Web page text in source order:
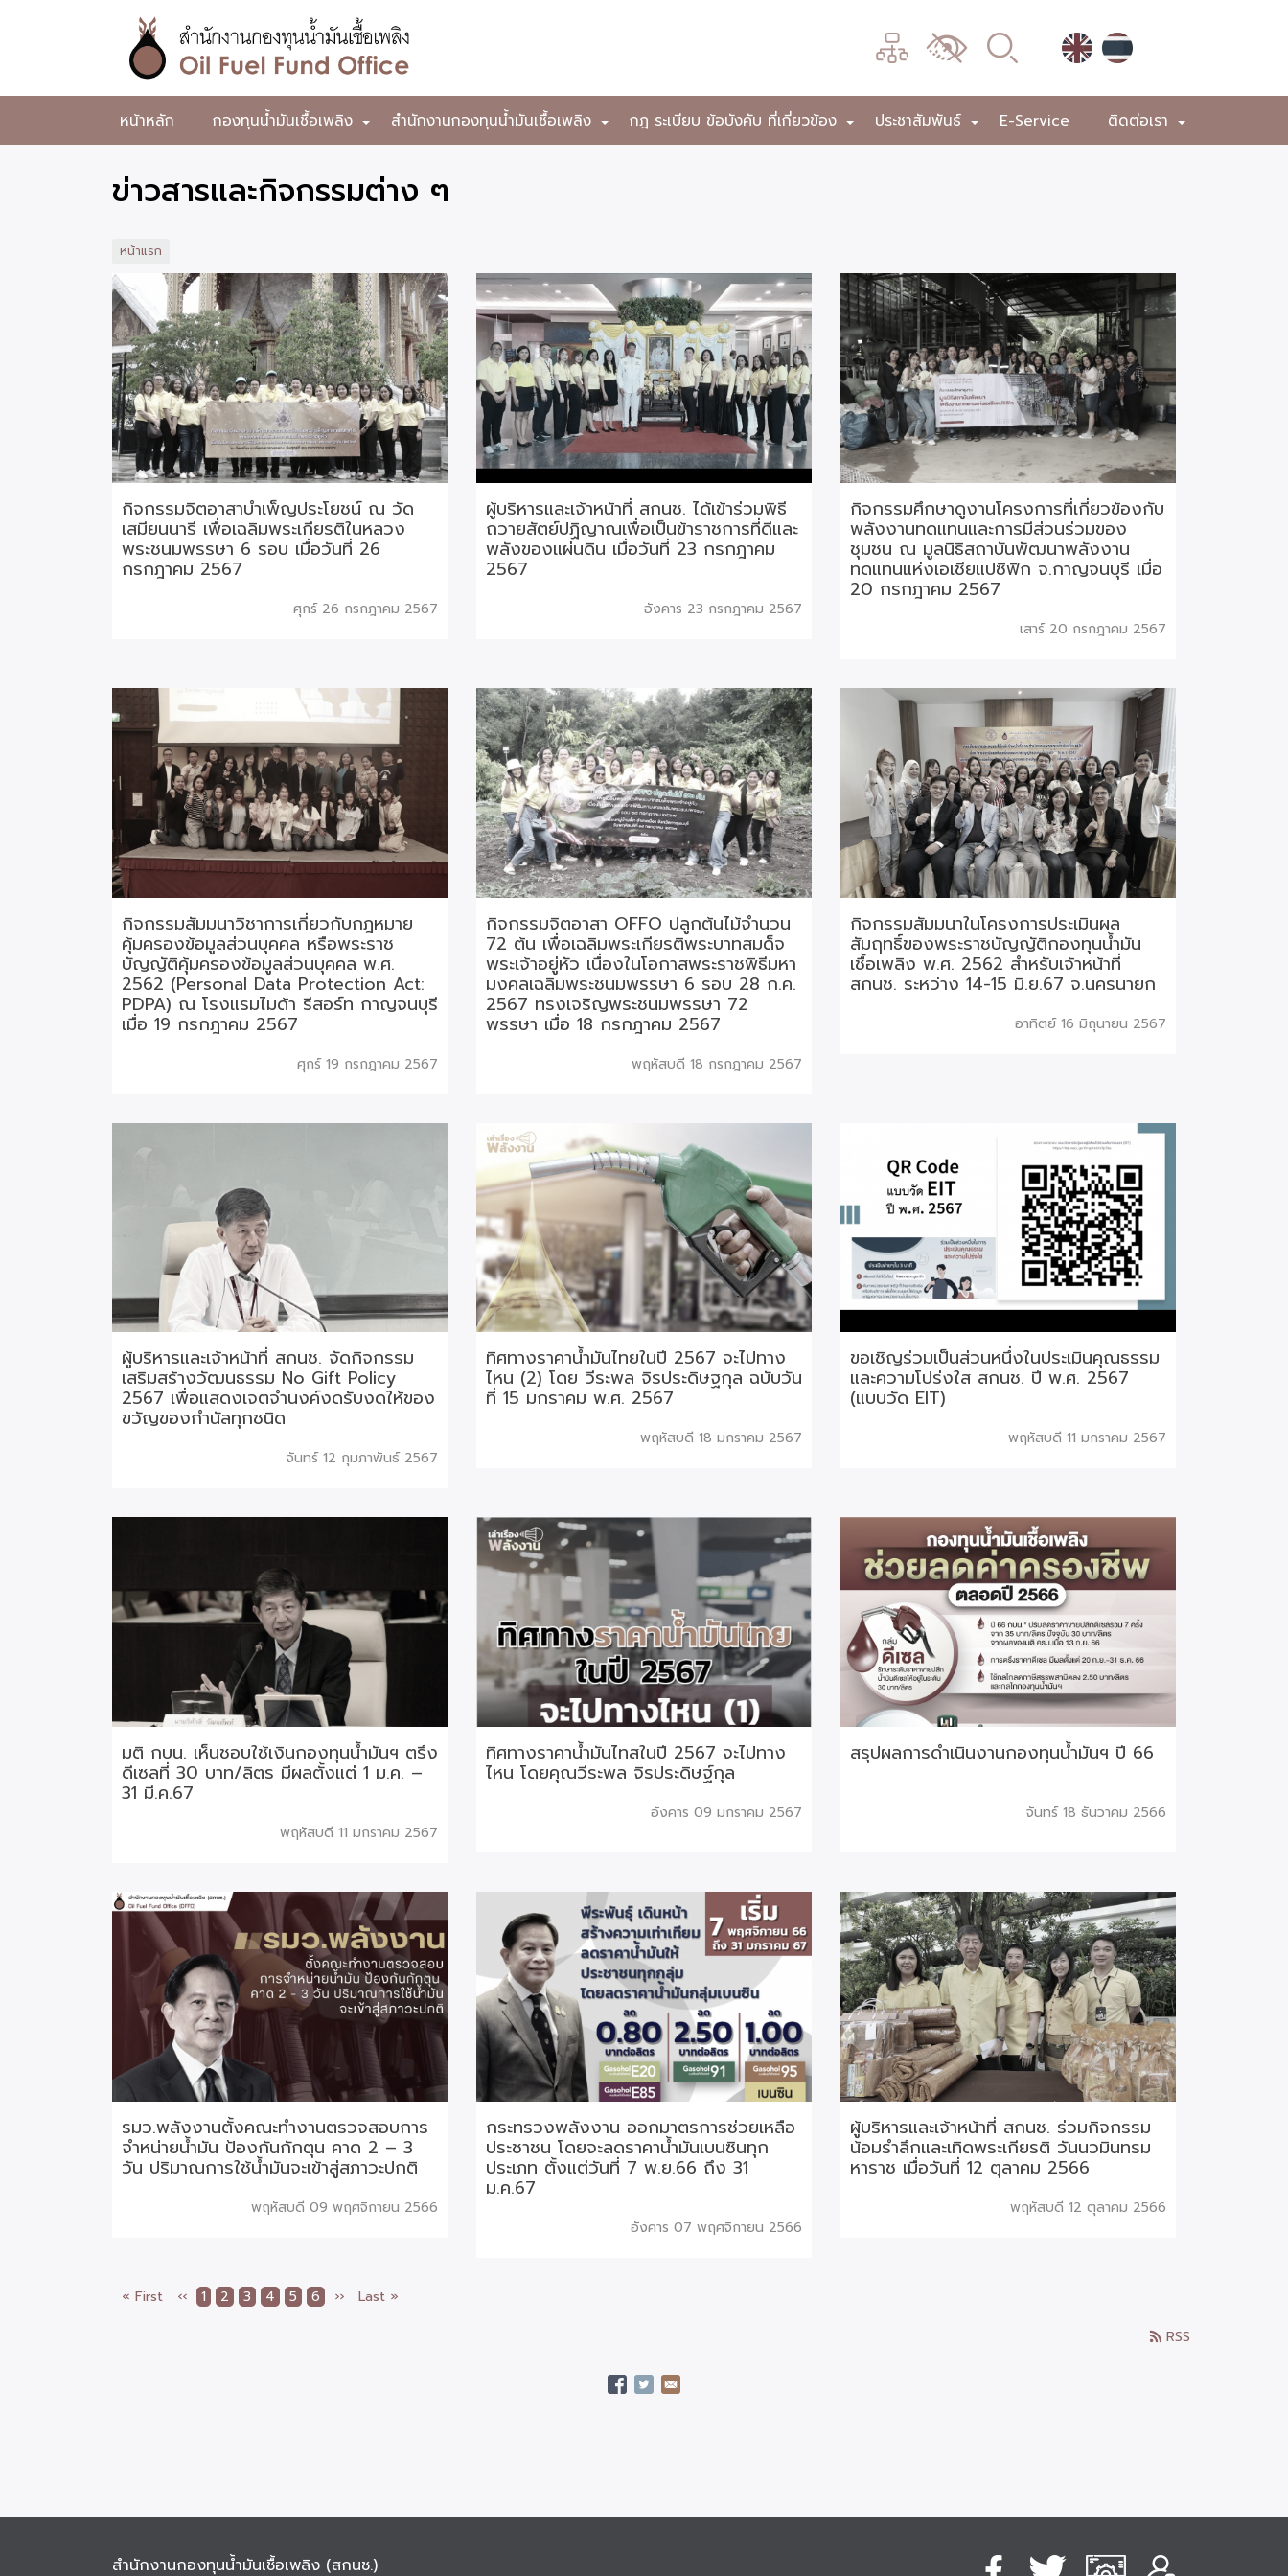
หลัก
สำนักงาน
กองทุน
น้ำมัน
เพลิง
เมนู
เปลี่ยน
ผล
หน้าหลัก +
กองทุนน้ำมันเชื้อเพลิง +
สำนักงานกองทุนน้ำมันเชื้อเพลิง +
กฎ ระเบียบ ข้อบังคับ ที่เกี่ยวข้อง +
ประชาสัมพันธ์ E-Service +
ติดต่อเรา
ข่าวสารและกิจกรรมต่าง ๆ
หน้าแรก
กิจกรรมจิตอาสาบำเพ็ญประโยชน์ ณ วัด
เสมียนนารี เพื่อเฉลิมพระเกียรติในหลวง
พระชนมพรรษา 6 รอบ เมื่อวันที่ 26
กรกฎาคม 2567
ศุกร์ 26 กรกฎาคม 2567
ผู้บริหารและเจ้าหน้าที่ สกนช. ได้เข้าร่วมพิธี
ถวายสัตย์ปฏิญาณเพื่อเป็นข้าราชการที่ดีและ
พลังของแผ่นดิน เมื่อวันที่ 23 กรกฎาคม
2567
อังคาร 23 กรกฎาคม 2567
กิจกรรมศึกษาดูงานโครงการที่เกี่ยวข้องกับ
พลังงานทดแทนและการมีส่วนร่วมของ
ชุมชน ณ มูลนิธิสถาบันพัฒนาพลังงาน
ทดแทนแห่งเอเชียแปซิฟิก จ.กาญจนบุรี เมื่อ
20 กรกฎาคม 2567
เสาร์ 20 กรกฎาคม 2567
กิจกรรมสัมมนาวิชาการเกี่ยวกับกฎหมาย
คุ้มครองข้อมูลส่วนบุคคล หรือพระราช
บัญญัติคุ้มครองข้อมูลส่วนบุคคล พ.ศ.
2562 (Personal Data Protection Act:
PDPA) ณ โรงแรมไมด้า รีสอร์ท กาญจนบุรี
เมื่อ 19 กรกฎาคม 2567
ศุกร์ 19 กรกฎาคม 2567
กิจกรรมจิตอาสา OFFO ปลูกต้นไม้จำนวน
72 ต้น เพื่อเฉลิมพระเกียรติพระบาทสมด็จ
พระเจ้าอยู่หัว เนื่องในโอกาสพระราชพิธีมหา
มงคลเฉลิมพระชนมพรรษา 6 รอบ 28 ก.ค.
2567 ทรงเจริญพระชนมพรรษา 72
พรรษา เมื่อ 18 กรกฎาคม 2567
พฤหัสบดี 18 กรกฎาคม 2567
กิจกรรมสัมมนาในโครงการประเมินผล
สัมฤทธิ์ของพระราชบัญญัติกองทุนน้ำมัน
เชื้อเพลิง พ.ศ. 2562 สำหรับเจ้าหน้าที่
สกนช. ระหว่าง 14-15 มิ.ย.67 จ.นครนายก
อาทิตย์ 16 มิถุนายน 2567
ผู้บริหารและเจ้าหน้าที่ สกนช. จัดกิจกรรม
เสริมสร้างวัฒนธรรม No Gift Policy
2567 เพื่อแสดงเจตจำนงค์งดรับงดให้ของ
ขวัญของกำนัลทุกชนิด
จันทร์ 12 กุมภาพันธ์ 2567
ทิศทางราคาน้ำมันไทยในปี 2567 จะไปทาง
ไหน (2) โดย วีระพล จิรประดิษฐกุล ฉบับวัน
ที่ 15 มกราคม พ.ศ. 2567
พฤหัสบดี 18 มกราคม 2567
ขอเชิญร่วมเป็นส่วนหนึ่งในประเมินคุณธรรม
และความโปร่งใส สกนช. ปี พ.ศ. 2567
(แบบวัด EIT)
พฤหัสบดี 11 มกราคม 2567
มติ กบน. เห็นชอบใช้เงินกองทุนน้ำมันฯ ตรึง
ดีเซลที่ 30 บาท/ลิตร มีผลตั้งแต่ 1 ม.ค. –
31 มี.ค.67
พฤหัสบดี 11 มกราคม 2567
ทิศทางราคาน้ำมันไทสในปี 2567 จะไปทาง
ไหน โดยคุณวีระพล จิรประดิษฐ์กุล
อังคาร 09 มกราคม 2567
สรุปผลการดำเนินงานกองทุนน้ำมันฯ ปี 66
จันทร์ 18 ธันวาคม 2566
รมว.พลังงานตั้งคณะทำงานตรวจสอบการ
จำหน่ายน้ำมัน ป้องกันกักตุน คาด 2 – 3
วัน ปริมาณการใช้น้ำมันจะเข้าสู่สภาวะปกติ
พฤหัสบดี 09 พฤศจิกายน 2566
กระทรวงพลังงาน ออกมาตรการช่วยเหลือ
ประชาชน โดยจะลดราคาน้ำมันเบนซินทุก
ประเภท ตั้งแต่วันที่ 7 พ.ย.66 ถึง 31
ม.ค.67
อังคาร 07 พฤศจิกายน 2566
ผู้บริหารและเจ้าหน้าที่ สกนช. ร่วมกิจกรรม
น้อมรำลึกและเทิดพระเกียรติ วันนวมินทรม
หาราช เมื่อวันที่ 12 ตุลาคม 2566
พฤหัสบดี 12 ตุลาคม 2566
Pagination
หน้า
« First
หน้า
‹‹ Page
1 Page
2 Page
3
Current
4 Page
5 Page
6
Next
››
Last
Last »
RSS
สำนักงานกองทุนน้ำมันเชื้อเพลิง (สกนช.)